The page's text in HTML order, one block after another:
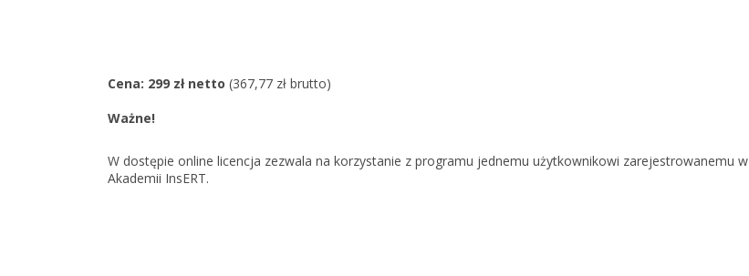
Cena: 299 zł netto (367,77 zł brutto)
Ważne!
W dostępie online licencja zezwala na korzystanie z programu jednemu użytkownikowi zarejestrowanemu w
Akademii InsERT.